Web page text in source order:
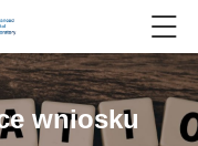
wniosku